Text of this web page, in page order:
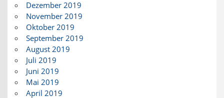
Dezember 2019
November 2019
Oktober 2019
September 2019
August 2019
Juli 2019
Juni 2019
Mai 2019
April 2019